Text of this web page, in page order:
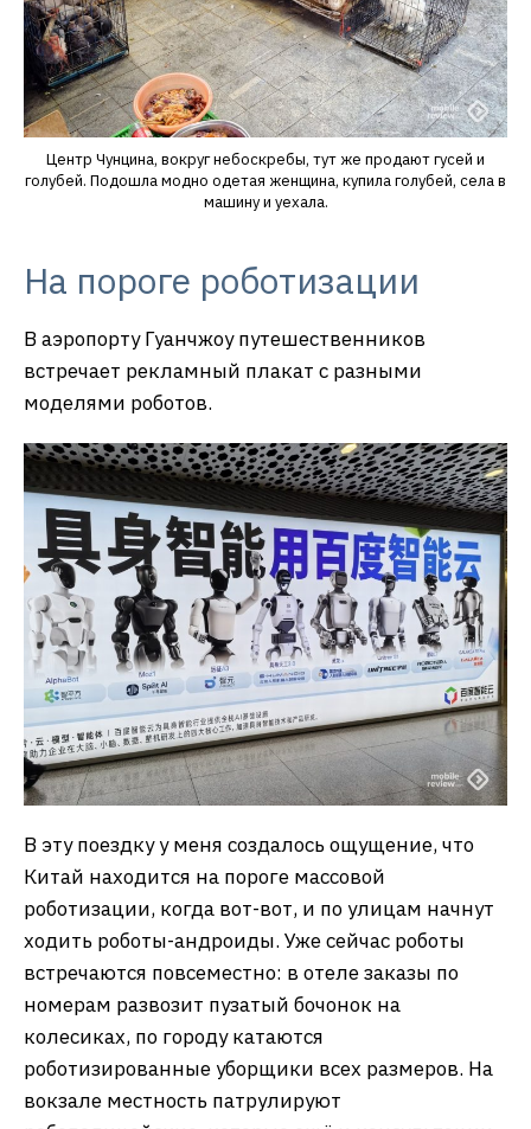
Центр Чунцина, вокруг небоскребы, тут же продают гусей и
голубей. Подошла модно одетая женщина, купила голубей, села в
машину и уехала.
На пороге роботизации
В аэропорту Гуанчжоу путешественников
встречает рекламный плакат с разными
моделями роботов.
В эту поездку у меня создалось ощущение, что
Китай находится на пороге массовой
роботизации, когда вот-вот, и по улицам начнут
ходить роботы-андроиды. Уже сейчас роботы
встречаются повсеместно: в отеле заказы по
номерам развозит пузатый бочонок на
колесиках, по городу катаются
роботизированные уборщики всех размеров. На
вокзале местность патрулируют